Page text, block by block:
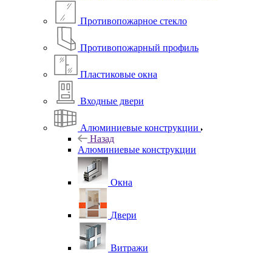
Противопожарное стекло
Противопожарный профиль
Пластиковые окна
Входные двери
Алюминиевые конструкции
Назад
Алюминиевые конструкции
Окна
Двери
Витражи